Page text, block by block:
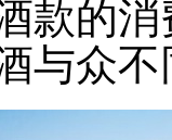
款的
与众